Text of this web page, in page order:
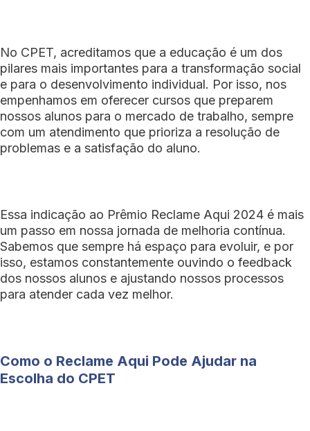
No CPET, acreditamos que a educação é um dos
pilares mais importantes para a transformação social
e para o desenvolvimento individual. Por isso, nos
empenhamos em oferecer cursos que preparem
nossos alunos para o mercado de trabalho, sempre
com um atendimento que prioriza a resolução de
problemas e a satisfação do aluno.
Essa indicação ao Prêmio Reclame Aqui 2024 é mais
um passo em nossa jornada de melhoria contínua.
Sabemos que sempre há espaço para evoluir, e por
isso, estamos constantemente ouvindo o feedback
dos nossos alunos e ajustando nossos processos
para atender cada vez melhor.
Como o Reclame Aqui Pode Ajudar na
Escolha do CPET